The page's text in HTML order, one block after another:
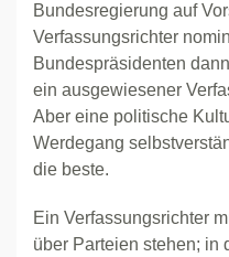
Bundesregierung auf
Verfassungsrichter
Bundespräsidenten
ein ausgewiesener
Aber eine politische
Werdegang
die beste.
Ein Verfassungsrichter
über Parteien stehen; in